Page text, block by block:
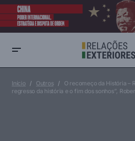
e o fim dos sonhos”, Robert Kagan (2008)
Início Outros
O recomeço da História –
regresso da história e o fim dos sonhos”,